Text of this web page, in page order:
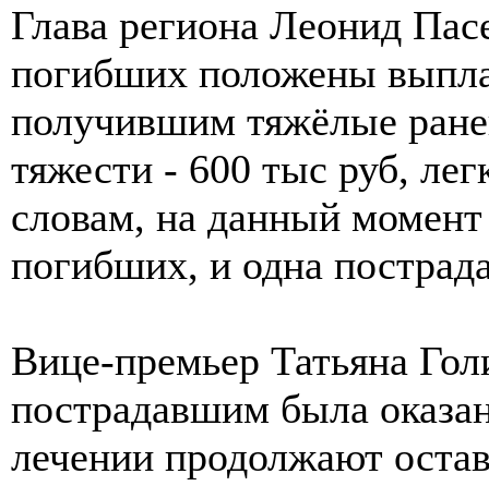
Глава региона Леонид
погибших положены
получившим тяжёлые
тяжести - 600 тыс руб,
словам, на данный момент
погибших, и одна
Вице-премьер Татьяна
пострадавшим была
лечении продолжают